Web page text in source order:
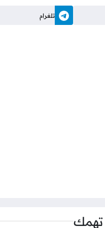
تلغرام
تهمك